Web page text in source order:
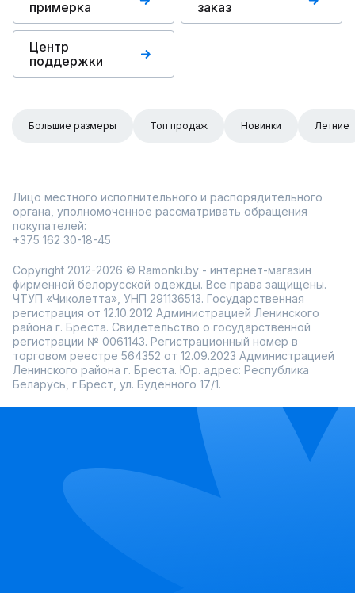
примерка
заказ
Центр
поддержки
Большие размеры Топ продаж Новинки Летние
Лицо местного исполнительного и распорядительного
органа, уполномоченное рассматривать обращения
покупателей:
+375 162 30-18-45
Copyright 2012-2026 © Ramonki.by - интернет-магазин
фирменной белорусской одежды. Все права защищены.
ЧТУП «Чиколетта», УНП 291136513. Государственная
регистрация от 12.10.2012 Администрацией Ленинского
района г. Бреста. Свидетельство о государственной
регистрации № 0061143. Регистрационный номер в
торговом реестре 564352 от 12.09.2023 Администрацией
Ленинского района г. Бреста. Юр. адрес: Республика
Беларусь, г.Брест, ул. Буденного 17/1.